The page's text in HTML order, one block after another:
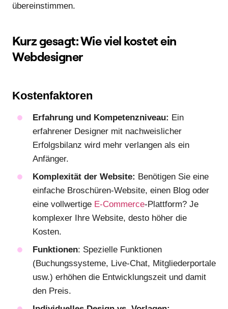
übereinstimmen.
Kurz gesagt: Wie viel kostet ein
Webdesigner
Kostenfaktoren
Erfahrung und Kompetenzniveau: Ein
erfahrener Designer mit nachweislicher
Erfolgsbilanz wird mehr verlangen als ein
Anfänger.
Komplexität der Website: Benötigen Sie eine
einfache Broschüren-Website, einen Blog oder
eine vollwertige E-Commerce-Plattform? Je
komplexer Ihre Website, desto höher die
Kosten.
Funktionen: Spezielle Funktionen
(Buchungssysteme, Live-Chat, Mitgliederportale
usw.) erhöhen die Entwicklungszeit und damit
den Preis.